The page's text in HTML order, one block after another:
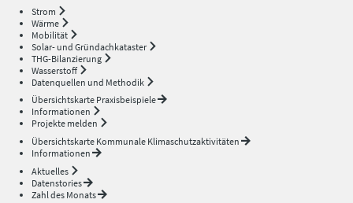
Strom
Wärme
Mobilität
Solar- und Gründachkataster
THG-Bilanzierung
Wasserstoff
Datenquellen und Methodik
Übersichtskarte Praxisbeispiele
Informationen
Projekte melden
Übersichtskarte Kommunale Klimaschutzaktivitäten
Informationen
Aktuelles
Datenstories
Zahl des Monats